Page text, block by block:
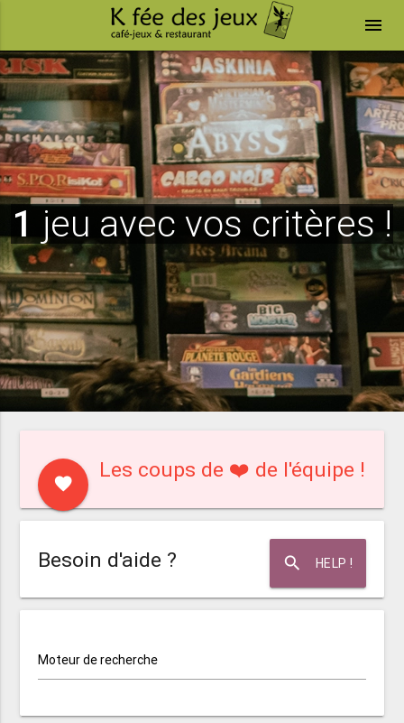
menu
1 jeu avec vos critères !
favorite
Les coups de ❤️ de l'équipe !
search HELP !
Besoin d'aide ?
Moteur de recherche